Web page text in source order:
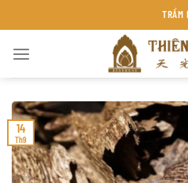
đến
TRẦM
14
Th9